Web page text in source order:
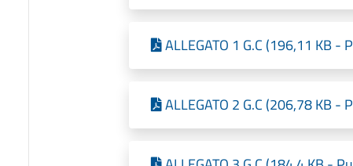
ALLEGATO 1 G.C (196,11 KB
ALLEGATO 2 G.C (206,78 KB